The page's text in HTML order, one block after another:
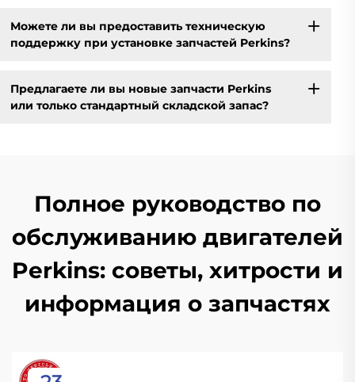
Можете ли вы предоставить техническую
поддержку при установке запчастей Perkins?
Предлагаете ли вы новые запчасти Perkins
или только стандартный складской запас?
Полное руководство по
обслуживанию двигателей
Perkins: советы, хитрости и
информация о запчастях